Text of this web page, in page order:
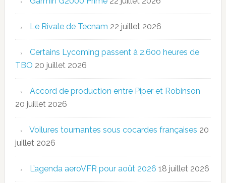
Le Rivale de Tecnam 22 juillet 2026
Certains Lycoming passent à 2.600 heures de
TBO 20 juillet 2026
Accord de production entre Piper et Robinson
20 juillet 2026
Voilures tournantes sous cocardes françaises 20
juillet 2026
L’agenda aeroVFR pour août 2026 18 juillet 2026